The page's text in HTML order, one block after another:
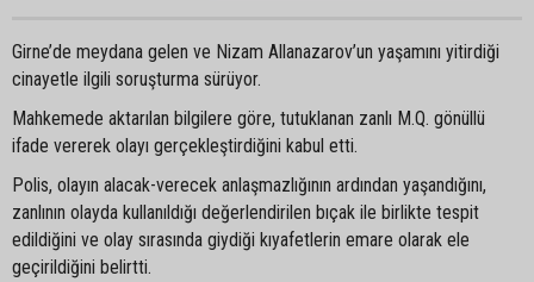
Girne’de meydana gelen ve Nizam Allanazarov’un yaşamını yitirdiği
cinayetle ilgili soruşturma sürüyor.
Mahkemede aktarılan bilgilere göre, tutuklanan zanlı M.Q. gönüllü
ifade vererek olayı gerçekleştirdiğini kabul etti.
Polis, olayın alacak-verecek anlaşmazlığının ardından yaşandığını,
zanlının olayda kullanıldığı değerlendirilen bıçak ile birlikte tespit
edildiğini ve olay sırasında giydiği kıyafetlerin emare olarak ele
geçirildiğini belirtti.